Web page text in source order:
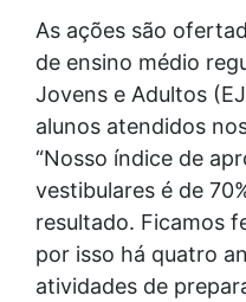
As ações são
de ensino médio
Jovens e Adultos
alunos atendidos
“Nosso índice de
vestibulares é de
resultado. Ficamos
por isso há quatro
atividades de